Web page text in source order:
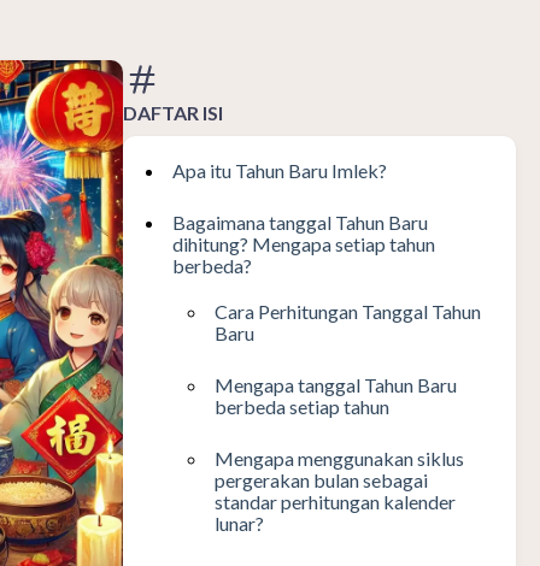
DAFTAR ISI
Apa itu Tahun Baru Imlek?
Bagaimana tanggal Tahun Baru
dihitung? Mengapa setiap tahun
berbeda?
Cara Perhitungan Tanggal Tahun
Baru
Mengapa tanggal Tahun Baru
berbeda setiap tahun
Mengapa menggunakan siklus
pergerakan bulan sebagai
standar perhitungan kalender
lunar?